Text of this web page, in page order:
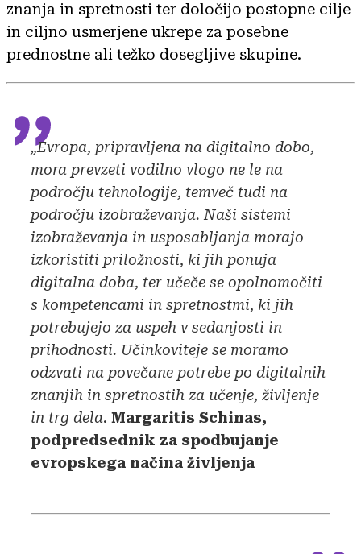
znanja in spretnosti ter določijo postopne cilje
in ciljno usmerjene ukrepe za posebne
prednostne ali težko dosegljive skupine.
„Evropa, pripravljena na digitalno dobo,
mora prevzeti vodilno vlogo ne le na
področju tehnologije, temveč tudi na
področju izobraževanja. Naši sistemi
izobraževanja in usposabljanja morajo
izkoristiti priložnosti, ki jih ponuja
digitalna doba, ter učeče se opolnomočiti
s kompetencami in spretnostmi, ki jih
potrebujejo za uspeh v sedanjosti in
prihodnosti. Učinkoviteje se moramo
odzvati na povečane potrebe po digitalnih
znanjih in spretnostih za učenje, življenje
in trg dela. Margaritis Schinas,
podpredsednik za spodbujanje
evropskega načina življenja